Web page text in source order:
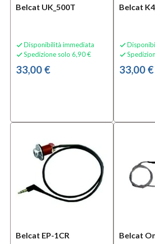
Belcat UK_500T
 Disponibilità immediata
 Spedizione solo 6,90 €
33,00 €
Belcat


33,00 €
Belcat EP-1CR Belcat